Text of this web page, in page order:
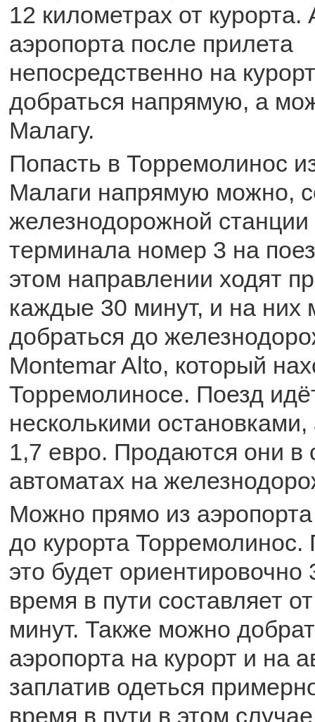
12 километрах от курорта.
аэропорта после прилета
непосредственно на
добраться напрямую, а
Малагу.
Попасть в Торремолинос
Малаги напрямую можно,
железнодорожной станции
терминала номер 3 на
этом направлении ходят
каждые 30 минут, и на них
добраться до
Мontemar Alto, который
Торремолиносе. Поезд
несколькими остановками,
1,7 евро. Продаются они в
автоматах на
Можно прямо из аэропорта
до курорта Торремолинос.
это будет ориентировочно
время в пути составляет
минут. Также можно
аэропорта на курорт и на
заплатив одеться
время в пути в этом